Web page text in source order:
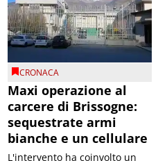
CRONACA
Maxi operazione al
carcere di Brissogne:
sequestrate armi
bianche e un cellulare
L'intervento ha coinvolto un